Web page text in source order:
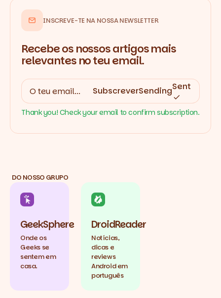
INSCREVE-TE NA NOSSA NEWSLETTER
Recebe os nossos artigos mais
relevantes no teu email.
SubscreverSendingSent
Thank you! Check your email to confirm subscription.
DO NOSSO GRUPO
GeekSphere
Onde os
Geeks se
sentem em
casa.
DroidReader
Notícias,
dicas e
reviews
Android em
português